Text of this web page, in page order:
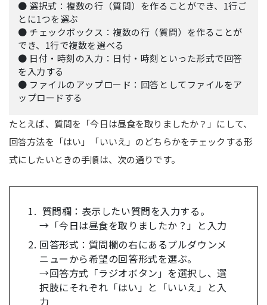
● 選択式：複数の行（質問）を作ることができ、1行ご
とに1つを選ぶ
● チェックボックス：複数の行（質問）を作ることが
でき、1行で複数を選べる
● 日付・時刻の入力：日付・時刻といった形式で回答
を入力する
● ファイルのアップロード：回答としてファイルをア
ップロードする
たとえば、質問を「今日は昼食を取りましたか？」にして、
回答方法を「はい」「いいえ」のどちらかをチェックする形
式にしたいときの手順は、次の通りです。
質問欄：表示したい質問を入力する。
→「今日は昼食を取りましたか？」と入力
回答形式：質問欄の右にあるプルダウンメ
ニューから希望の回答形式を選ぶ。
→回答方式「ラジオボタン」を選択し、選
択肢にそれぞれ「はい」と「いいえ」と入
力